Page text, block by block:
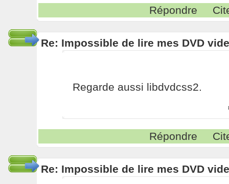
Répondre
Re: Impossible de lire mes DVD
Regarde aussi libdvdcss2.
Répondre
Re: Impossible de lire mes DVD